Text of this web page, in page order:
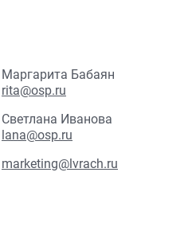
Маргарита Бабаян
rita@osp.ru
Светлана Иванова
lana@osp.ru
marketing@lvrach.ru